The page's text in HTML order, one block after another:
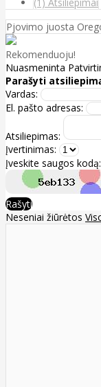
Pjovimo juosta
Rekomenduoju!
Nuasmeninta
Parašyti
Vardas:
El. pašto adresas:
Atsiliepimas:
Įvertinimas:
Įveskite saugos kodą:
Rašyti
Neseniai žiūrėtos